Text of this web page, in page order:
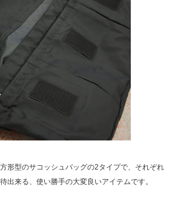
形型のサコッシュバッグの2タイプで、それぞれ
出来る、使い勝手の大変良いアイテムです。